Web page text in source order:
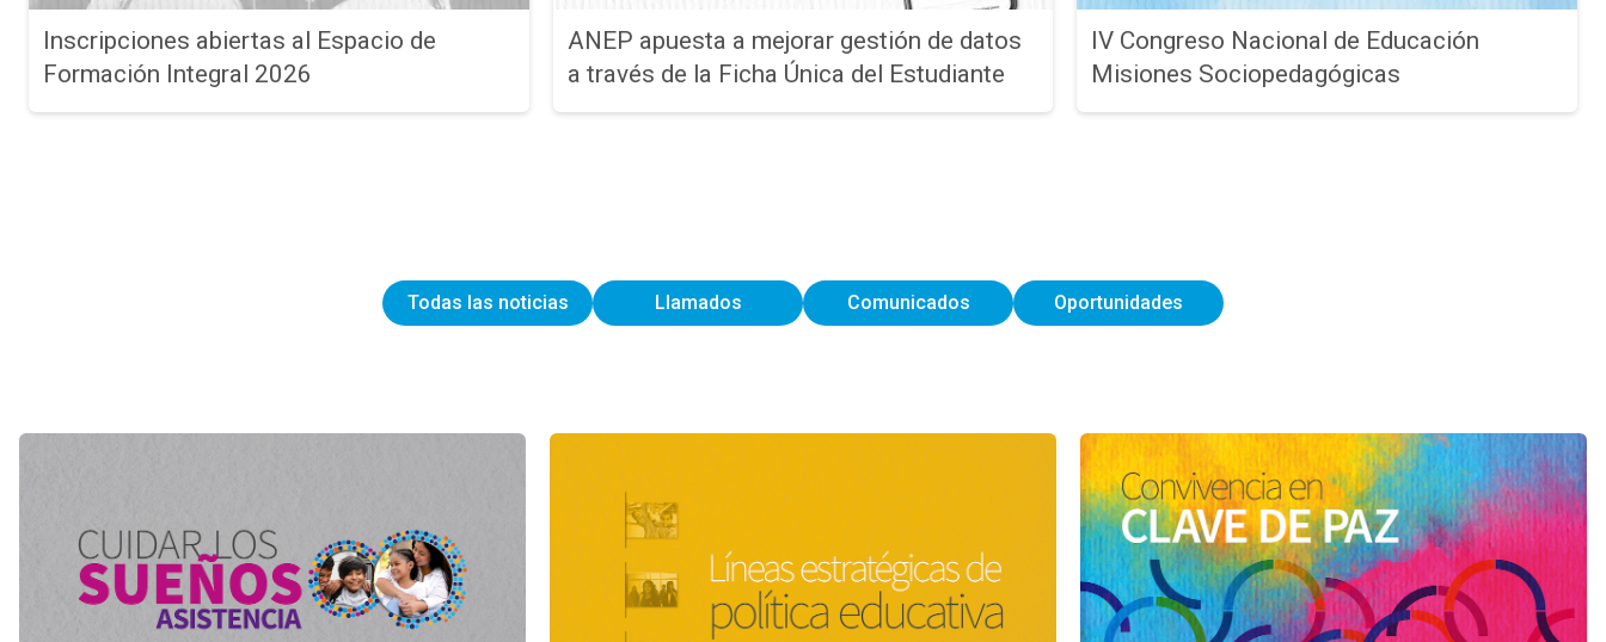
Inscripciones abiertas al Espacio de
Formación Integral 2026
ANEP apuesta a mejorar gestión de datos
a través de la Ficha Única del Estudiante
IV Congreso Nacional de Educación
Misiones Sociopedagógicas
Todas las noticias Llamados Comunicados Oportunidades